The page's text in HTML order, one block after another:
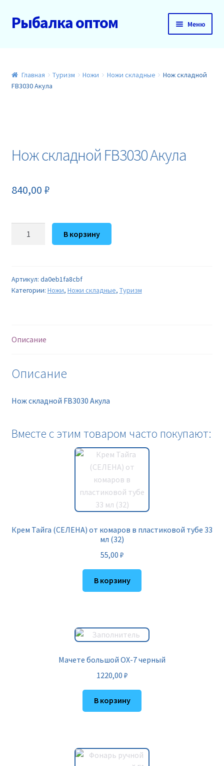
Перейти
к
Перейти
к
Рыбалка оптом Меню
О нас
Новинки
Главная Туризм Ножи Ножи складные
Нож складной
FB3030 Акула
Нож складной FB3030 Акула
840,00 ₽
Количество
FB3030
Акула
В корзину
Артикул: da0eb1fa8cbf
Категории: Ножи, Ножи складные, Туризм
Описание
Описание
Нож складной FB3030 Акула
Вместе с этим товаром часто покупают:
Крем Тайга (СЕЛЕНА) от комаров в пластиковой тубе 33
мл (32)
55,00 ₽
В корзину
Мачете большой OX-7 черный
1220,00 ₽
В корзину